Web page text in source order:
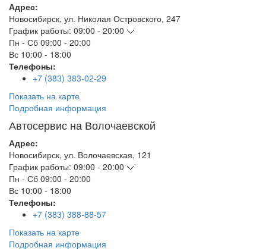
Адрес:
Новосибирск, ул. Николая Островского, 247
График работы: 09:00 - 20:00
Пн - Сб 09:00 - 20:00
Вс 10:00 - 18:00
Телефоны:
+7 (383) 383-02-29
Показать на карте
Подробная информация
Автосервис на Волочаевской
Адрес:
Новосибирск, ул. Волочаевская, 121
График работы: 09:00 - 20:00
Пн - Сб 09:00 - 20:00
Вс 10:00 - 18:00
Телефоны:
+7 (383) 388-88-57
Показать на карте
Подробная информация